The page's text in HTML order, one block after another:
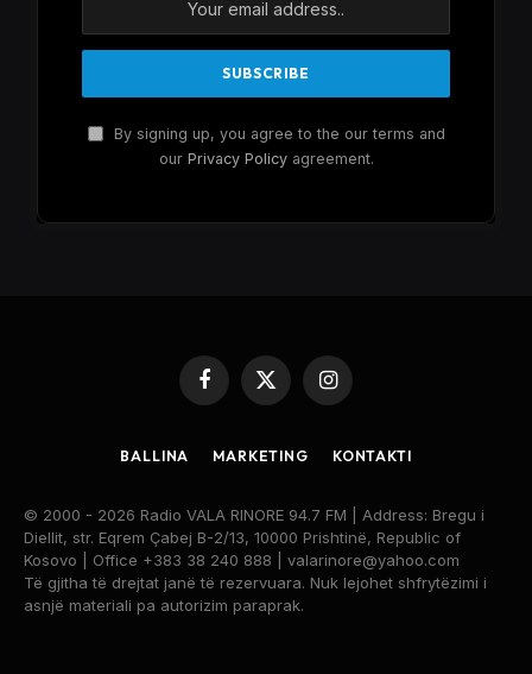
By signing up, you agree to the our terms and
our Privacy Policyagreement.
Facebook
X
Instagram
BALLINA MARKETING KONTAKTI
© 2000 - 2026 Radio VALA RINORE 94.7 FM | Address: Bregu i
Diellit, str. Eqrem Çabej B-2/13, 10000 Prishtinë, Republic of
Kosovo | Office +383 38 240 888 | valarinore@yahoo.com
Të gjitha të drejtat janë të rezervuara. Nuk lejohet shfrytëzimi i
asnjë materiali pa autorizim paraprak.